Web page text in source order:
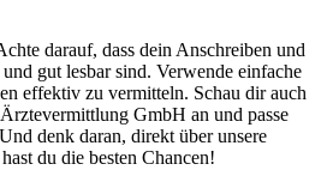
darauf, dass dein Anschreiben und
gut lesbar sind. Verwende einfache
effektiv zu vermitteln. Schau dir auch
GmbH an und passe
denk daran, direkt über unsere
du die besten Chancen!